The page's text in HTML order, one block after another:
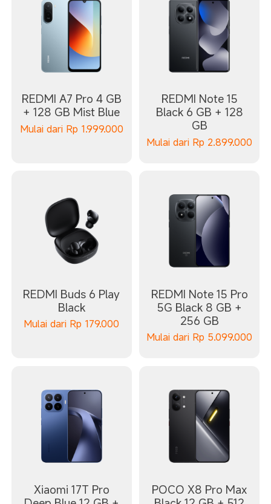
REDMI A7 Pro 4 GB
+ 128 GB Mist Blue
Mulai dari Rp 1.999.000
REDMI Note 15
Black 6 GB + 128
GB
Mulai dari Rp 2.899.000
REDMI Buds 6 Play
Black
Mulai dari Rp 179.000
REDMI Note 15 Pro
5G Black 8 GB +
256 GB
Mulai dari Rp 5.099.000
Xiaomi 17T Pro
POCO X8 Pro Max